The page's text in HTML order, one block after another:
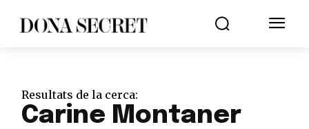
Resultats de la cerca:
Carine Montaner